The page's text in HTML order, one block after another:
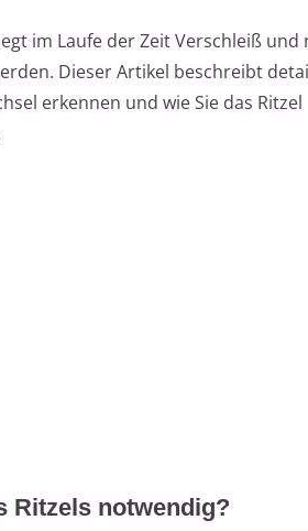
im Laufe der Zeit Verschleiß und
Dieser Artikel beschreibt
erkennen und wie Sie das Ritzel
Ritzels notwendig?